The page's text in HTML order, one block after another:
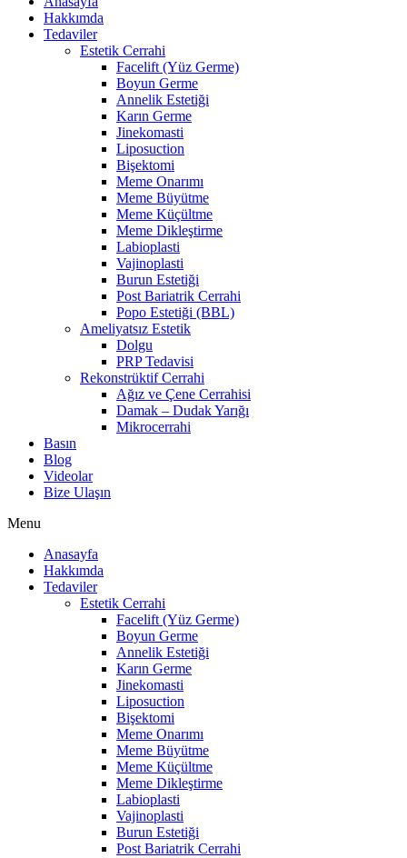
Hakkımda
Tedaviler
Estetik Cerrahi
Facelift (Yüz Germe)
Boyun Germe
Annelik Estetiği
Karın Germe
Jinekomasti
Liposuction
Bişektomi
Meme Onarımı
Meme Büyütme
Meme Küçültme
Meme Dikleştirme
Labioplasti
Vajinoplasti
Burun Estetiği
Post Bariatrik Cerrahi
Popo Estetiği (BBL)
Ameliyatsız Estetik
Dolgu
PRP Tedavisi
Rekonstrüktif Cerrahi
Ağız ve Çene Cerrahisi
Damak – Dudak Yarığı
Mikrocerrahi
Basın
Blog
Videolar
Bize Ulaşın
Menu
Anasayfa
Hakkımda
Tedaviler
Estetik Cerrahi
Facelift (Yüz Germe)
Boyun Germe
Annelik Estetiği
Karın Germe
Jinekomasti
Liposuction
Bişektomi
Meme Onarımı
Meme Büyütme
Meme Küçültme
Meme Dikleştirme
Labioplasti
Vajinoplasti
Burun Estetiği
Post Bariatrik Cerrahi